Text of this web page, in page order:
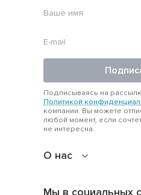
О нас
Подписываясь на
Политикой
компании. Вы можете
любой момент, если
не интересна.
Мы в социальных